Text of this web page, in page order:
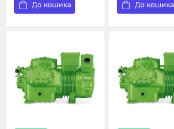
До кошика До кошика